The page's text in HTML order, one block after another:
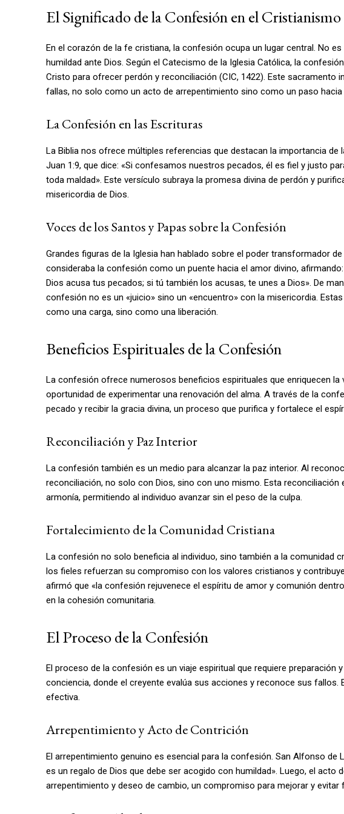
El Significado de la Confesión en el Cristianismo
En el corazón de la fe cristiana, la confesión ocupa un lugar central. No
humildad ante Dios. Según el Catecismo de la Iglesia Católica, la
Cristo para ofrecer perdón y reconciliación (CIC, 1422). Este sacramento
fallas, no solo como un acto de arrepentimiento sino como un paso hacia
La Confesión en las Escrituras
La Biblia nos ofrece múltiples referencias que destacan la importancia
Juan 1:9, que dice: «Si confesamos nuestros pecados, él es fiel y justo
toda maldad». Este versículo subraya la promesa divina de perdón y
misericordia de Dios.
Voces de los Santos y Papas sobre la Confesión
Grandes figuras de la Iglesia han hablado sobre el poder transformador
consideraba la confesión como un puente hacia el amor divino,
Dios acusa tus pecados; si tú también los acusas, te unes a Dios». De
confesión no es un «juicio» sino un «encuentro» con la misericordia.
como una carga, sino como una liberación.
Beneficios Espirituales de la Confesión
La confesión ofrece numerosos beneficios espirituales que enriquecen
oportunidad de experimentar una renovación del alma. A través de la
pecado y recibir la gracia divina, un proceso que purifica y fortalece el
Reconciliación y Paz Interior
La confesión también es un medio para alcanzar la paz interior. Al
reconciliación, no solo con Dios, sino con uno mismo. Esta reconciliación
armonía, permitiendo al individuo avanzar sin el peso de la culpa.
Fortalecimiento de la Comunidad Cristiana
La confesión no solo beneficia al individuo, sino también a la comunidad
los fieles refuerzan su compromiso con los valores cristianos y
afirmó que «la confesión rejuvenece el espíritu de amor y comunión
en la cohesión comunitaria.
El Proceso de la Confesión
El proceso de la confesión es un viaje espiritual que requiere preparación
conciencia, donde el creyente evalúa sus acciones y reconoce sus
efectiva.
Arrepentimiento y Acto de Contrición
El arrepentimiento genuino es esencial para la confesión. San Alfonso de
es un regalo de Dios que debe ser acogido con humildad». Luego, el acto
arrepentimiento y deseo de cambio, un compromiso para mejorar y evitar